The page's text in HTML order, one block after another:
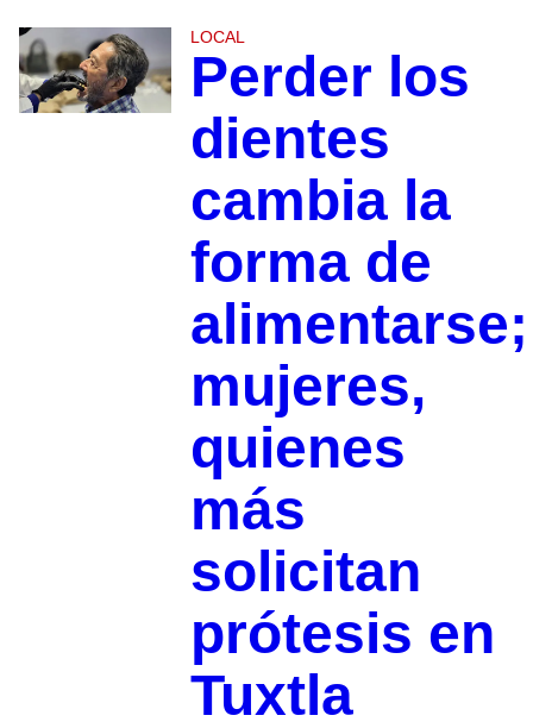
LOCAL
Perder los
dientes
cambia la
forma de
alimentarse;
mujeres,
quienes
más
solicitan
prótesis en
Tuxtla